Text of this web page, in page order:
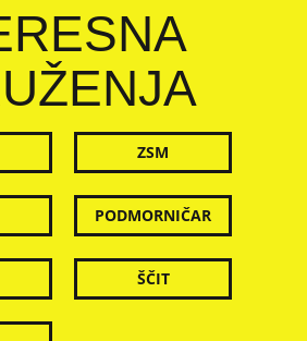
ZSM
PODMORNIČAR
ŠČIT